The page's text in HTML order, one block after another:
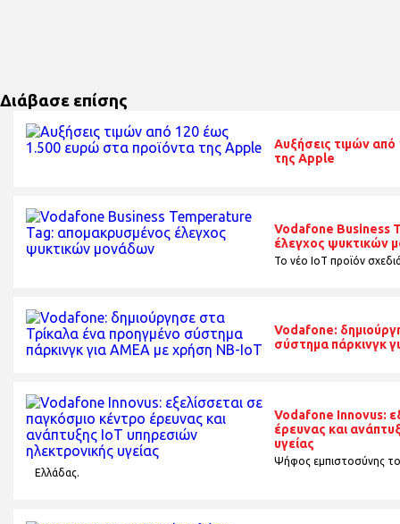
Διάβασε επίσης
Αυξήσεις τιμών
της Apple
Vodafone Business
έλεγχος ψυκτικών
Το νέο ΙοΤ προϊόν
Vodafone:
σύστημα πάρκινγκ
Vodafone Innovus:
έρευνας και
υγείας
Ψήφος εμπιστοσύνης
Ελλάδας.